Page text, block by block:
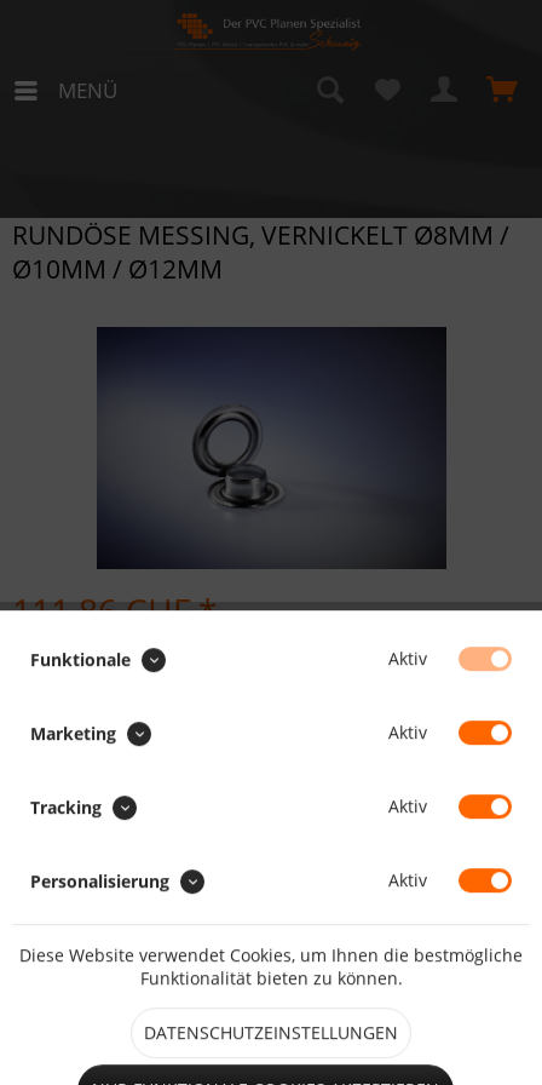
MENÜ
RUNDÖSE MESSING, VERNICKELT Ø8MM /
Ø10MM / Ø12MM
111.86 CHF *
1000 Stück (0.11 CHF * / 1 Stück)
zzgl. Versandkosten
Merken Bewerten
922012
Funktionale Aktiv
Marketing Aktiv
Tracking Aktiv
Personalisierung Aktiv
Diese Website verwendet Cookies, um Ihnen die bestmögliche
Funktionalität bieten zu können.
DATENSCHUTZEINSTELLUNGEN